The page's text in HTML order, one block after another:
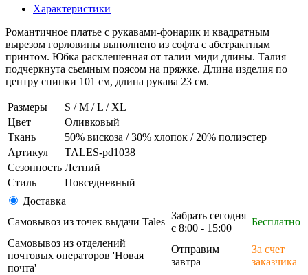
Характеристики
Романтичное платье с рукавами-фонарик и квадратным
вырезом горловины выполнено из софта с абстрактным
принтом. Юбка расклешенная от талии миди длины. Талия
подчеркнута сьемным поясом на пряжке. Длина изделия по
центру спинки 101 см, длина рукава 23 см.
Размеры
S / M / L / XL
Цвет
Оливковый
Ткань
50% вискоза / 30% хлопок / 20% полиэстер
Артикул
TALES-pd1038
Сезонность Летний
Стиль
Повседневный
Доставка
Самовывоз из точек выдачи Tales
Забрать сегодня
с 8:00 - 15:00
Бесплатно
Самовывоз из отделений
почтовых операторов 'Новая
почта'
Отправим
завтра
За счет
заказчика